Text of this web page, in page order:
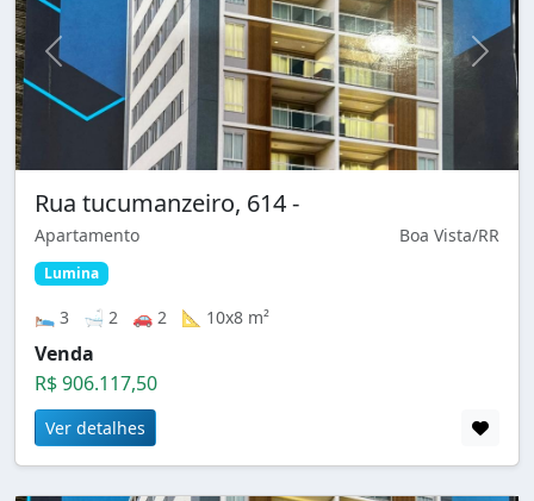
Rua tucumanzeiro, 614 -
Apartamento Boa Vista/RR
Lumina
🛌 3 🛁 2 🚗 2 📐 10x8 m²
Venda
R$ 906.117,50
Ver detalhes